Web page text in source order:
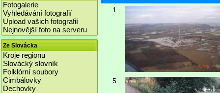
Fotogalerie
Vyhledávání fotografií
Upload vašich fotografií
Nejnovější foto na serveru
Ze Slovácka
Kroje regionu
Slovácký slovník
Folklórní soubory
Cimbálovky
Dechovky
1.
5.